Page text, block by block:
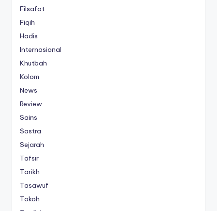
Filsafat
Fiqih
Hadis
Internasional
Khutbah
Kolom
News
Review
Sains
Sastra
Sejarah
Tafsir
Tarikh
Tasawuf
Tokoh